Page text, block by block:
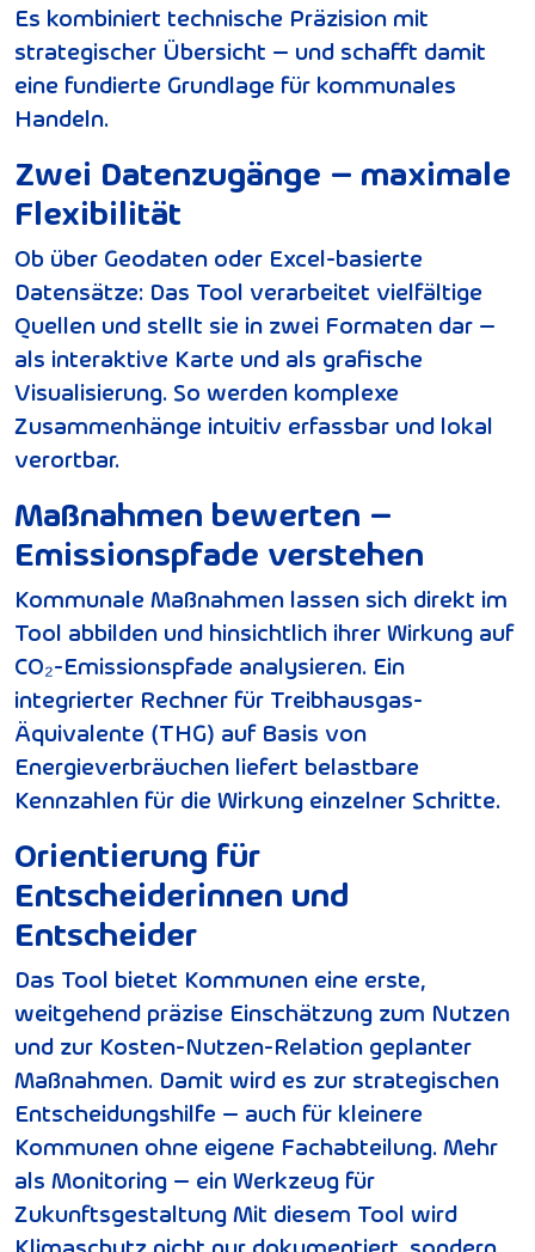
Es kombiniert technische Präzision mit
strategischer Übersicht – und schafft damit
eine fundierte Grundlage für kommunales
Handeln.
Zwei Datenzugänge – maximale
Flexibilität
Ob über Geodaten oder Excel-basierte
Datensätze: Das Tool verarbeitet vielfältige
Quellen und stellt sie in zwei Formaten dar –
als interaktive Karte und als grafische
Visualisierung. So werden komplexe
Zusammenhänge intuitiv erfassbar und lokal
verortbar.
Maßnahmen bewerten –
Emissionspfade verstehen
Kommunale Maßnahmen lassen sich direkt im
Tool abbilden und hinsichtlich ihrer Wirkung auf
CO₂-Emissionspfade analysieren. Ein
integrierter Rechner für Treibhausgas-
Äquivalente (THG) auf Basis von
Energieverbräuchen liefert belastbare
Kennzahlen für die Wirkung einzelner Schritte.
Orientierung für
Entscheiderinnen und
Entscheider
Das Tool bietet Kommunen eine erste,
weitgehend präzise Einschätzung zum Nutzen
und zur Kosten-Nutzen-Relation geplanter
Maßnahmen. Damit wird es zur strategischen
Entscheidungshilfe – auch für kleinere
Kommunen ohne eigene Fachabteilung. Mehr
als Monitoring – ein Werkzeug für
Zukunftsgestaltung Mit diesem Tool wird